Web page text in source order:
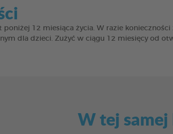
12 miesiąca życia. W razie
dla dzieci. Zużyć w ciągu 12 miesięcy od
W tej